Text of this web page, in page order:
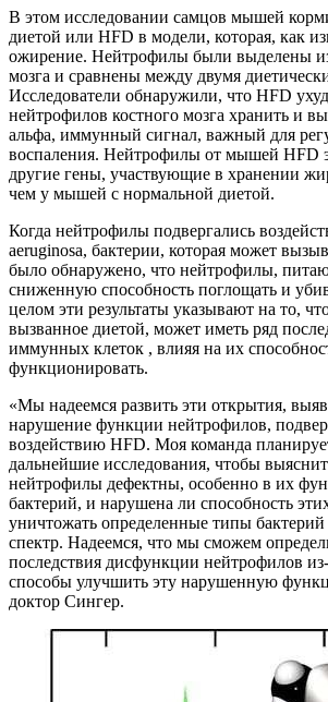
В этом исследовании самцов мышей
диетой или HFD в модели, которая, как
ожирение. Нейтрофилы были выделены
мозга и сравнены между двумя
Исследователи обнаружили, что HFD
нейтрофилов костного мозга хранить и
альфа, иммунный сигнал, важный для
воспаления. Нейтрофилы от мышей HFD
другие гены, участвующие в хранении
чем у мышей с нормальной диетой.
Когда нейтрофилы подвергались
aeruginosa, бактерии, которая может
было обнаружено, что нейтрофилы,
сниженную способность поглощать и
целом эти результаты указывают на то,
вызванное диетой, может иметь ряд
иммунных клеток , влияя на их
функционировать.
«Мы надеемся развить эти открытия,
нарушение функции нейтрофилов,
воздействию HFD. Моя команда
дальнейшие исследования, чтобы
нейтрофилы дефектны, особенно в их
бактерий, и нарушена ли способность
уничтожать определенные типы
спектр. Надеемся, что мы сможем
последствия дисфункции нейтрофилов
способы улучшить эту нарушенную
доктор Сингер.